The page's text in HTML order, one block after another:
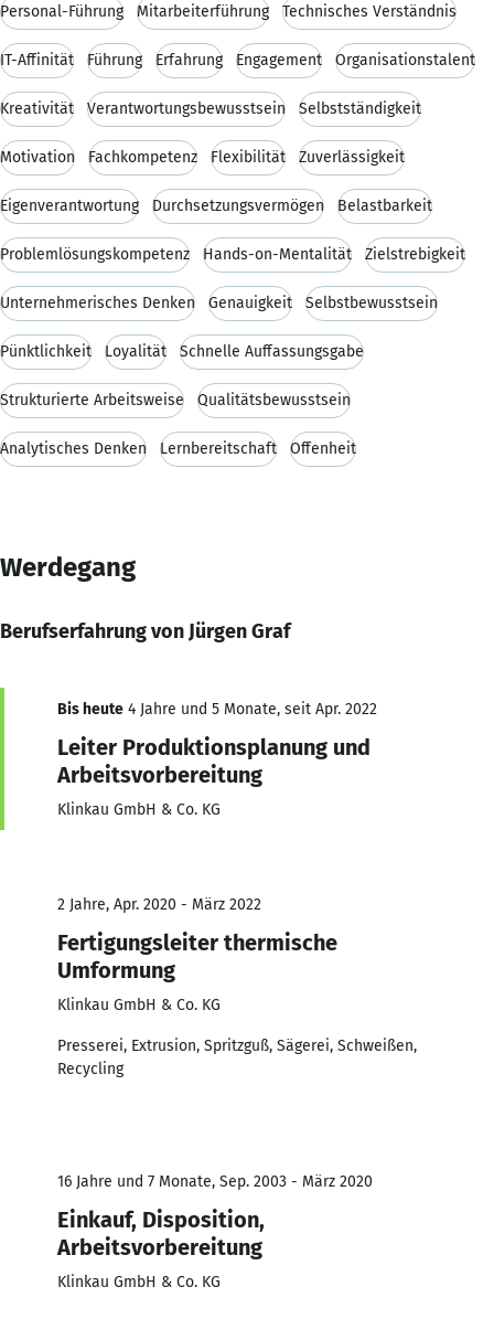
Personal-Führung Mitarbeiterführung Technisches Verständnis
IT-Affinität Führung Erfahrung Engagement Organisationstalent
Kreativität Verantwortungsbewusstsein Selbstständigkeit
Motivation Fachkompetenz Flexibilität Zuverlässigkeit
Eigenverantwortung Durchsetzungsvermögen Belastbarkeit
Problemlösungskompetenz Hands-on-Mentalität Zielstrebigkeit
Unternehmerisches Denken Genauigkeit Selbstbewusstsein
Pünktlichkeit Loyalität Schnelle Auffassungsgabe
Strukturierte Arbeitsweise Qualitätsbewusstsein
Analytisches Denken Lernbereitschaft Offenheit
Werdegang
Berufserfahrung von Jürgen Graf
Bis heute 4 Jahre und 5 Monate, seit Apr. 2022
Leiter Produktionsplanung und
Arbeitsvorbereitung
Klinkau GmbH & Co. KG
2 Jahre, Apr. 2020 - März 2022
Fertigungsleiter thermische
Umformung
Klinkau GmbH & Co. KG
Presserei, Extrusion, Spritzguß, Sägerei, Schweißen,
Recycling
16 Jahre und 7 Monate, Sep. 2003 - März 2020
Einkauf, Disposition,
Arbeitsvorbereitung
Klinkau GmbH & Co. KG